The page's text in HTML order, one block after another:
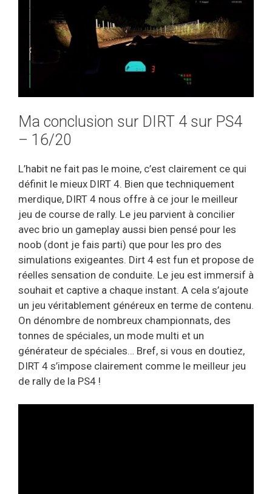
Ma conclusion sur DIRT 4 sur PS4
– 16/20
L’habit ne fait pas le moine, c’est clairement ce qui
définit le mieux DIRT 4. Bien que techniquement
merdique, DIRT 4 nous offre à ce jour le meilleur
jeu de course de rally. Le jeu parvient à concilier
avec brio un gameplay aussi bien pensé pour les
noob (dont je fais parti) que pour les pro des
simulations exigeantes. Dirt 4 est fun et propose de
réelles sensation de conduite. Le jeu est immersif à
souhait et captive a chaque instant. A cela s’ajoute
un jeu véritablement généreux en terme de contenu.
On dénombre de nombreux championnats, des
tonnes de spéciales, un mode multi et un
générateur de spéciales… Bref, si vous en doutiez,
DIRT 4 s’impose clairement comme le meilleur jeu
de rally de la PS4 !